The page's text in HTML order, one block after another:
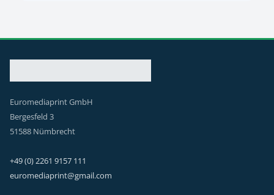
Euromediaprint GmbH
Bergesfeld 3
51588 Nümbrecht
+49 (0) 2261 9157 111
euromediaprint@gmail.com